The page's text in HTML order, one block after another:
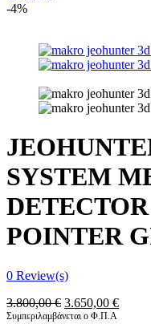
-4%
SYSTEM
POINTER
0 Review(s)
3.800,00€ Original
price
3.650,00 €Η
Συμπεριλαμβάνεται ο Φ.Π.Α